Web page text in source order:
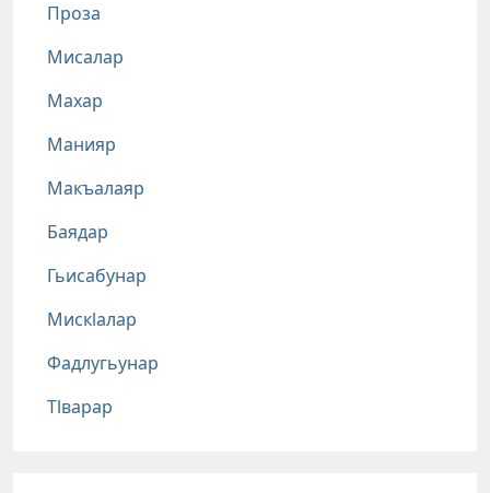
Проза
Мисалар
Махар
Манияр
Макъалаяр
Баядар
Гьисабунар
Мискlалар
Фадлугьунар
Тlварар